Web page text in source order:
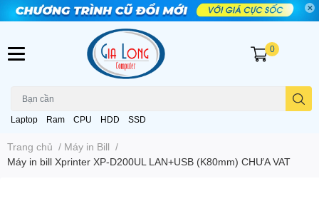
Laptop Ram CPU HDD SSD
0
Trang chủ / Máy in Bill /
Máy in bill Xprinter XP-D200UL LAN+USB (K80mm) CHƯA VAT